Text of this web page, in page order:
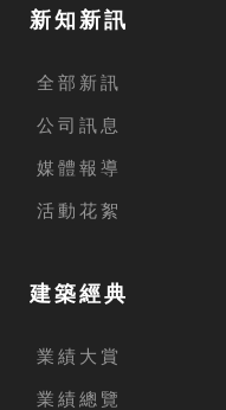
新知新訊
全部新訊
公司訊息
媒體報導
活動花絮
建築經典
業績大賞
業績總覽